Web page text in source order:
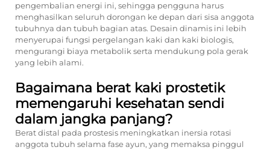
pengembalian energi ini, sehingga pengguna harus
menghasilkan seluruh dorongan ke depan dari sisa anggota
tubuhnya dan tubuh bagian atas. Desain dinamis ini lebih
menyerupai fungsi pergelangan kaki dan kaki biologis,
mengurangi biaya metabolik serta mendukung pola gerak
yang lebih alami.
Bagaimana berat kaki prostetik
memengaruhi kesehatan sendi
dalam jangka panjang?
Berat distal pada prostesis meningkatkan inersia rotasi
anggota tubuh selama fase ayun, yang memaksa pinggul